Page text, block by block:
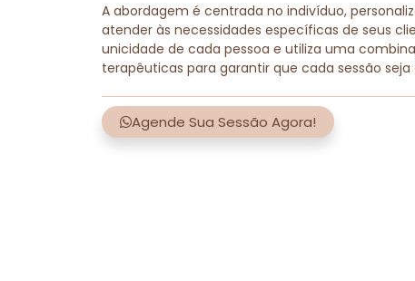
A abordagem é centrada no indivíduo,
atender às necessidades específicas de seus
unicidade de cada pessoa e utiliza uma
terapêuticas para garantir que cada sessão
Agende Sua Sessão Agora!